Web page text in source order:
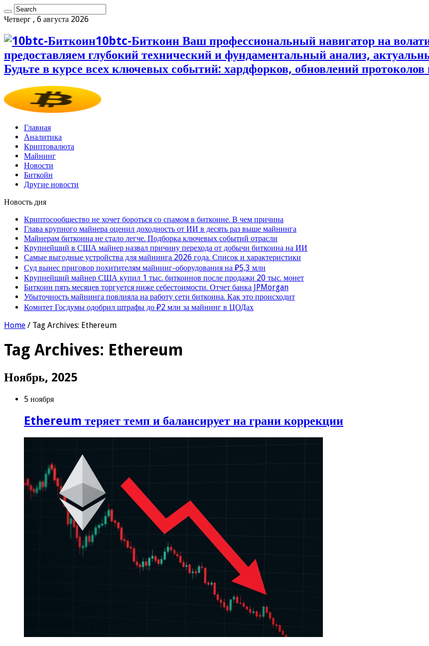
Четверг , 6 августа 2026
10btc-Биткоин Ваш профессиональный навигатор на
предоставляем глубокий технический и фундаментальный анализ,
Будьте в курсе всех ключевых событий: хардфорков, обновлений
Главная
Аналитика
Криптовалюта
Майнинг
Новости
Биткойн
Другие новости
Новость дня
Криптосообщество не хочет бороться со спамом в биткоине. В чем причина
Глава крупного майнера оценил доходность от ИИ в десять раз выше майнинга
Майнерам биткоина не стало легче. Подборка ключевых событий отрасли
Крупнейший в США майнер назвал причину перехода от добычи биткоина на ИИ
Самые выгодные устройства для майнинга 2026 года. Список и характеристики
Суд вынес приговор похитителям майнинг-оборудования на ₽5,3 млн
Крупнейший майнер США купил 1 тыс. биткоинов после продажи 20 тыс. монет
Биткоин пять месяцев торгуется ниже себестоимости. Отчет банка JPMorgan
Убыточность майнинга повлияла на работу сети биткоина. Как это происходит
Комитет Госдумы одобрил штрафы до ₽2 млн за майнинг в ЦОДах
Home / Tag Archives: Ethereum
Tag Archives: Ethereum
Ноябрь, 2025
5 ноября
Ethereum теряет темп и балансирует на грани коррекции